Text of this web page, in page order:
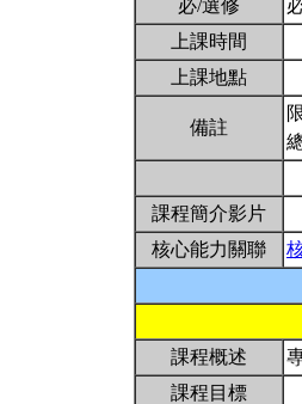
必/選修
上課時間
上課地點
備註
課程簡介影片
核心能力關聯
課程概述
課程目標